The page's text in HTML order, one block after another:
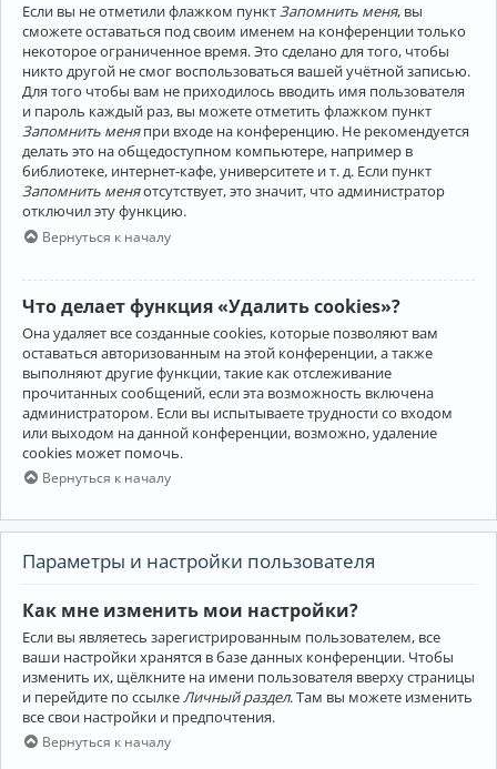
Если вы не отметили флажком пунктЗапомнить меня, вы
сможете оставаться под своим именем на конференции только
некоторое ограниченное время. Это сделано для того, чтобы
никто другой не смог воспользоваться вашей учётной записью.
Для того чтобы вам не приходилось вводить имя пользователя
и пароль каждый раз, вы можете отметить флажком пункт
Запомнить меняпри входе на конференцию. Не рекомендуется
делать это на общедоступном компьютере, например в
библиотеке, интернет-кафе, университете и т. д. Если пункт
Запомнить меняотсутствует, это значит, что администратор
отключил эту функцию.
Вернуться к началу
Что делает функция «Удалить cookies»?
Она удаляет все созданные cookies, которые позволяют вам
оставаться авторизованным на этой конференции, а также
выполняют другие функции, такие как отслеживание
прочитанных сообщений, если эта возможность включена
администратором. Если вы испытываете трудности со входом
или выходом на данной конференции, возможно, удаление
cookies может помочь.
Вернуться к началу
Параметры и настройки пользователя
Как мне изменить мои настройки?
Если вы являетесь зарегистрированным пользователем, все
ваши настройки хранятся в базе данных конференции. Чтобы
изменить их, щёлкните на имени пользователя вверху страницы
и перейдите по ссылке Личный раздел. Там вы можете изменить
все свои настройки и предпочтения.
Вернуться к началу